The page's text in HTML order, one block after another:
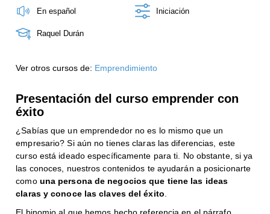
En español Iniciación
Raquel Durán
Ver otros cursos de: Emprendimiento
Presentación del curso emprender con
éxito
¿Sabías que un emprendedor no es lo mismo que un
empresario? Si aún no tienes claras las diferencias, este
curso está ideado específicamente para ti. No obstante, si ya
las conoces, nuestros contenidos te ayudarán a posicionarte
como una persona de negocios que tiene las ideas
claras y conoce las claves del éxito
El binomio al que hemos hecho referencia en el párrafo